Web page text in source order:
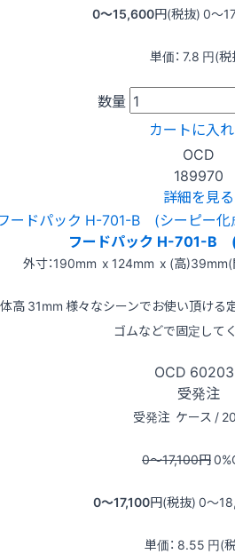
0〜15,600円(税抜) 0〜
単価： 7.8 円(税
数量
カートに入
OCD
189970
詳細を見る
フードパック H-701-B
外寸：190mm x 124mm x (高)39mm(
高 31mm 様々なシーンでお使い頂ける
ゴムなどで固定して
OCD
受発注
受発注 ケース /
0〜17,100円0
0〜17,100円(税抜) 0〜
単価： 8.55 円(